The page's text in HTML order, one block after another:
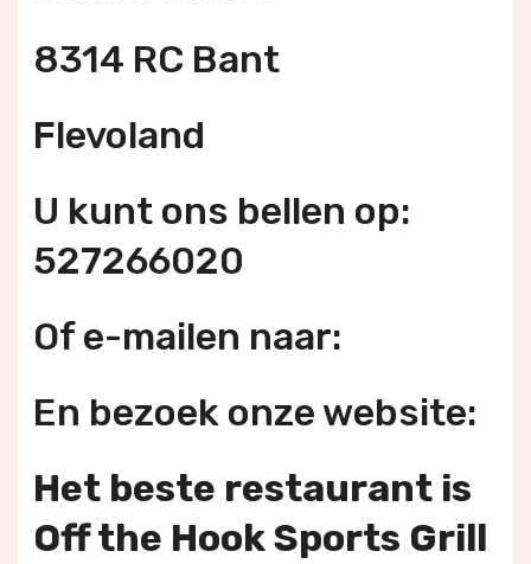
8314 RC Bant
Flevoland
U kunt ons bellen op:
527266020
Of e-mailen naar:
En bezoek onze website:
Het beste restaurant is
Off the Hook Sports Grill